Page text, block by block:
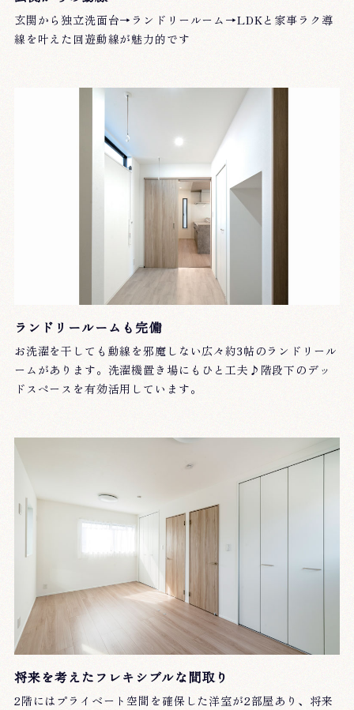
玄関から独立洗面台→ランドリールーム→LDKと家事ラク導
線を叶えた回遊動線が魅力的です
ランドリールームも完備
お洗濯を干しても動線を邪魔しない広々約3帖のランドリール
ームがあります。洗濯機置き場にもひと工夫♪階段下のデッ
ドスペースを有効活用しています。
将来を考えたフレキシブルな間取り
2階にはプライベート空間を確保した洋室が2部屋あり、将来